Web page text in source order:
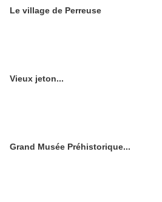
Le village de Perreuse
Vieux jeton...
Grand Musée Préhistorique...